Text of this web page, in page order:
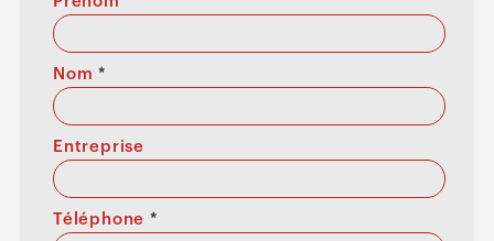
Nom*
Entreprise
Téléphone*